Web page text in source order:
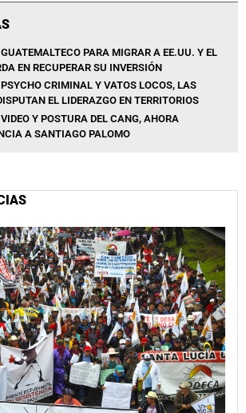
PARA MIGRAR A EE.UU. Y EL
EN RECUPERAR SU INVERSIÓN
CRIMINAL Y VATOS LOCOS, LAS
EL LIDERAZGO EN TERRITORIOS
Y POSTURA DEL CANG, AHORA
A SANTIAGO PALOMO